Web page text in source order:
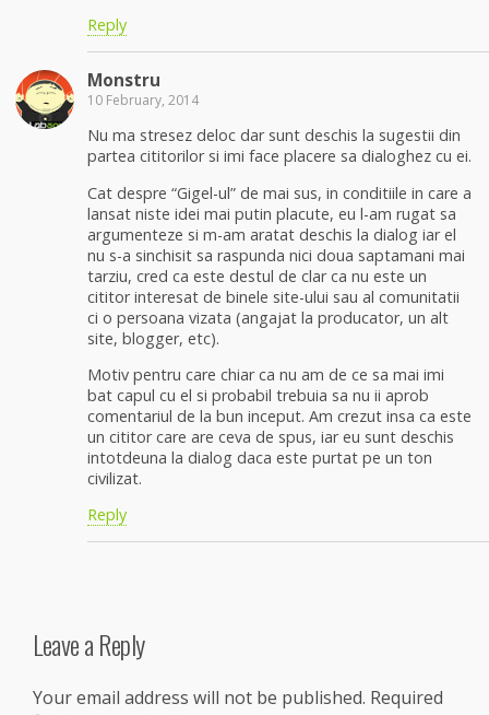
Reply
Monstru
10 February, 2014
Nu ma stresez deloc dar sunt deschis la sugestii din
partea cititorilor si imi face placere sa dialoghez cu ei.
Cat despre “Gigel-ul” de mai sus, in conditiile in care a
lansat niste idei mai putin placute, eu l-am rugat sa
argumenteze si m-am aratat deschis la dialog iar el
nu s-a sinchisit sa raspunda nici doua saptamani mai
tarziu, cred ca este destul de clar ca nu este un
cititor interesat de binele site-ului sau al comunitatii
ci o persoana vizata (angajat la producator, un alt
site, blogger, etc).
Motiv pentru care chiar ca nu am de ce sa mai imi
bat capul cu el si probabil trebuia sa nu ii aprob
comentariul de la bun inceput. Am crezut insa ca este
un cititor care are ceva de spus, iar eu sunt deschis
intotdeuna la dialog daca este purtat pe un ton
civilizat.
Reply
Leave a Reply
Your email address will not be published. Required